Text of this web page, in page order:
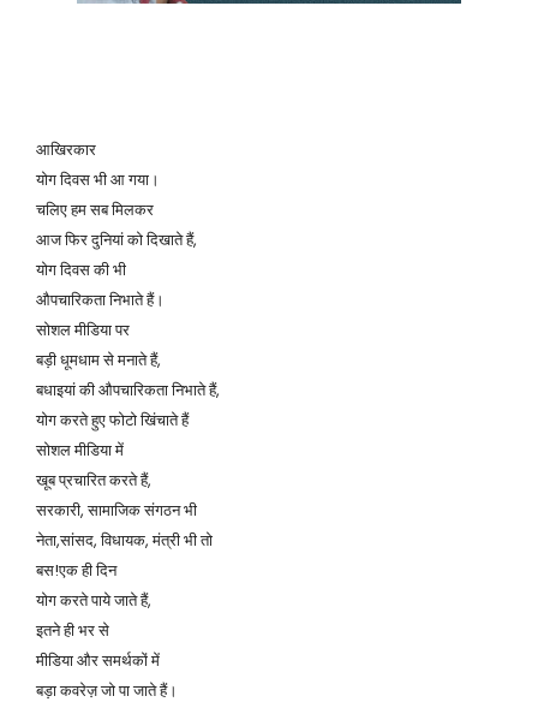
आखिरकार
योग दिवस भी आ गया।
चलिए हम सब मिलकर
आज फिर दुनियां को दिखाते हैं,
योग दिवस की भी
औपचारिकता निभाते हैं।
सोशल मीडिया पर
बड़ी धूमधाम से मनाते हैं,
बधाइयां की औपचारिकता निभाते हैं,
योग करते हुए फोटो खिंचाते हैं
सोशल मीडिया में
खूब प्रचारित करते हैं,
सरकारी, सामाजिक संगठन भी
नेता,सांसद, विधायक, मंत्री भी तो
बस!एक ही दिन
योग करते पाये जाते हैं,
इतने ही भर से
मीडिया और समर्थकों में
बड़ा कवरेज़ जो पा जाते हैं।